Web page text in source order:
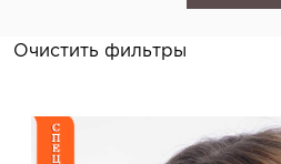
Очистить фильтры